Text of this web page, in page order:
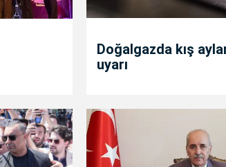
Doğalgazda kış
uyarı